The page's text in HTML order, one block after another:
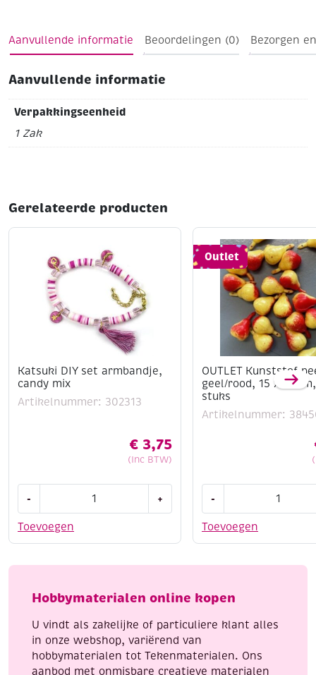
Aanvullende informatie Beoordelingen (0) Bezorgen
Aanvullende informatie
Verpakkingseenheid
1 Zak
Gerelateerde producten
Katsuki DIY set armbandje,
candy mix
Artikelnummer: 302313
€ 3,75
(Inc BTW)
Toevoegen
-
set
mix
+
Outlet
OUTLET Kunststof
geel/rood, 15 x 8
stuks
Artikelnummer:
Toevoegen
-
peertjes
x
mm,
stuks
Hobbymaterialen online kopen
U vindt als zakelijke of particuliere klant alles
in onze webshop, variërend van
hobbymaterialen tot Tekenmaterialen. Ons
aanbod met onmisbare creatieve materialen